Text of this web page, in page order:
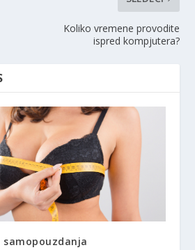
Koliko vremene provodite
ispred kompjutera?
samopouzdanja